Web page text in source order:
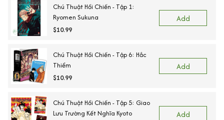
Chú Thuật Hồi Chiến - Tập 1:
Ryomen Sukuna
$10.99
Add
Chú Thuật Hồi Chiến - Tập 6: Hắc
Thiểm
$10.99
Add
Chú Thuật Hồi Chiến - Tập 5: Giao
Lưu Trường Kết Nghĩa Kyoto
Add